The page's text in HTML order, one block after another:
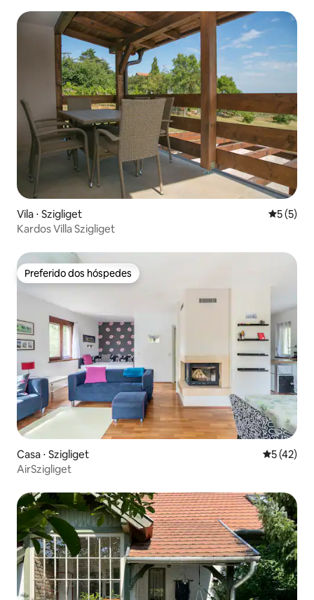
Vila ⋅ Szigliget 5 de
5 (5)
Kardos Villa Szigliget
Preferido dos hóspedes
Preferido dos hóspedes
Casa ⋅ Szigliget 5 de uma
5 (42)
AirSzigliget